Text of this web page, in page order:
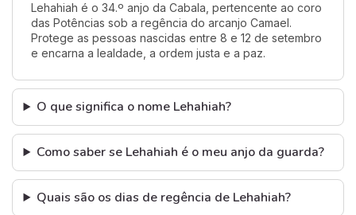
Lehahiah é o 34.º anjo da Cabala, pertencente ao coro
das Potências sob a regência do arcanjo Camael.
Protege as pessoas nascidas entre 8 e 12 de setembro
e encarna a lealdade, a ordem justa e a paz.
O que significa o nome Lehahiah?
Como saber se Lehahiah é o meu anjo da guarda?
Quais são os dias de regência de Lehahiah?